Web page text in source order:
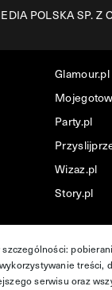
POLSKA SP. Z
Glamour.pl
Party.pl
Wizaz.pl
Story.pl
treści,
serwisu oraz